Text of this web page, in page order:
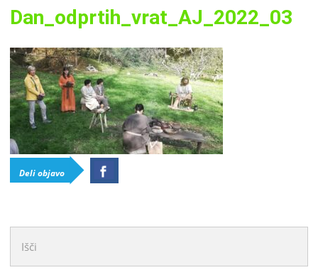
Dan_odprtih_vrat_AJ_2022_03
Deli objavo